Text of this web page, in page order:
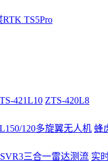
RTK TS5Pro
421L10 ZTS-420L8
120多旋翼无人机 蜂
SVR3三合一雷达测流 实